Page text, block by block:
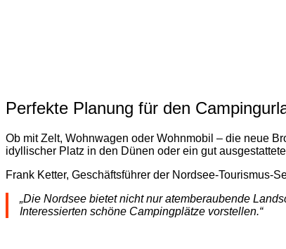
Perfekte Planung für den
Ob mit Zelt, Wohnwagen oder Wohnmobil – die neue
idyllischer Platz in den Dünen oder ein gut
Frank Ketter, Geschäftsführer der Nordsee-Tourismus-
„Die Nordsee bietet nicht nur atemberaubende
Interessierten schöne Campingplätze vorstellen.“